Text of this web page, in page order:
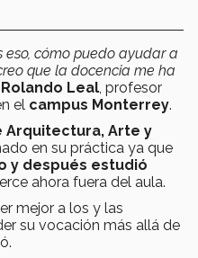
cómo puedo ayudar a
que la docencia me ha
Rolando Leal , profesor
el campus Monterrey.
Arquitectura, Arte y
en su práctica ya que
y después estudió
ahora fuera del aula.
mejor a los y las
su vocación más allá de